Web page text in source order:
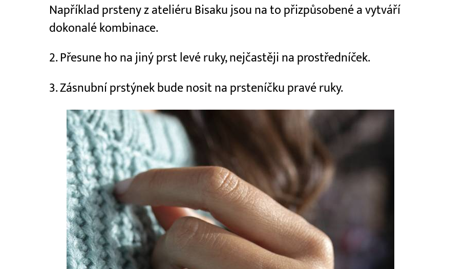
Například prsteny z ateliéru Bisaku jsou na to přizpůsobené a vytváří
dokonalé kombinace.
2. Přesune ho na jiný prst levé ruky, nejčastěji na prostředníček.
3. Zásnubní prstýnek bude nosit na prsteníčku pravé ruky.